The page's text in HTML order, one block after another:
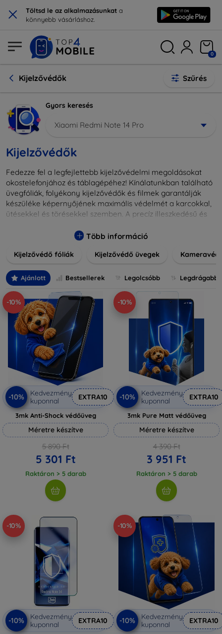
× Töltsd le az alkalmazásunkat a
könnyebb vásárláshoz.
0
Kijelzővédők Szűrés
Gyors keresés
Xiaomi Redmi Note 14 Pro
Kijelzővédők
Fedezze fel a legfejlettebb kijelzővédelmi megoldásokat
okostelefonjához és táblagépéhez! Kínálatunkban található
üvegfóliák, folyékony kijelzővédők és filmek garantálják
készüléke képernyőjének maximális védelmét a karcokkal,
ütésekkel és törésekkel szemben. A precíz illeszkedésű és
hanem kristálytiszta képet is biztosítanak, megőrzi a
és stílusú kijelzővédőink közül, hogy a mindennapok során is
fedésről vagy íves kijelzővédelemről, a minőséget szem
előtt tartva kínálunk megoldásokat minden eszközre.
Több információ
Kijelzővédő fóliák Kijelzővédő üvegek
Ajánlott Bestsellerek Legolcsóbb Legdrágabb
-10%
-10%
Kedvezmény
kuponnal
EXTRA10
3mk Anti-Shock védőüveg
Méretre készítve
5 890 Ft
5 301 Ft
Raktáron > 5 darab
-10%
-10%
Kedvezmény
kuponnal
EXTRA10
3mk Pure Matt védőüveg
Méretre készítve
4 390 Ft
3 951 Ft
Raktáron > 5 darab
-10%
-10%
Kedvezmény
kuponnal
EXTRA10
-10%
-10%
Kedvezmény
kuponnal
EXTRA10